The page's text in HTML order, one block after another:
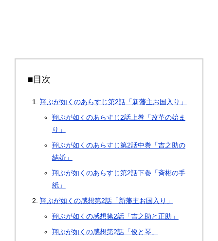
■目次
翔ぶが如くのあらすじ第2話「新藩主お国入り」
翔ぶが如くのあらすじ2話上巻「改革の始ま
り」
翔ぶが如くのあらすじ第2話中巻「吉之助の
結婚」
翔ぶが如くのあらすじ第2話下巻「斉彬の手
紙」
翔ぶが如くの感想第2話「新藩主お国入り」
翔ぶが如くの感想第2話「吉之助と正助」
翔ぶが如くの感想第2話「俊と琴」